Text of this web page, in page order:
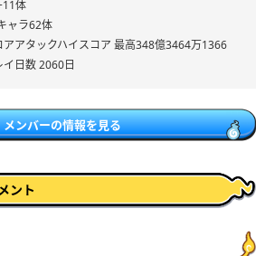
体
ャラ62体
アアタックハイスコア 最高348億3464万1366
イ日数 2060日
メンバーの情報を見る
ント